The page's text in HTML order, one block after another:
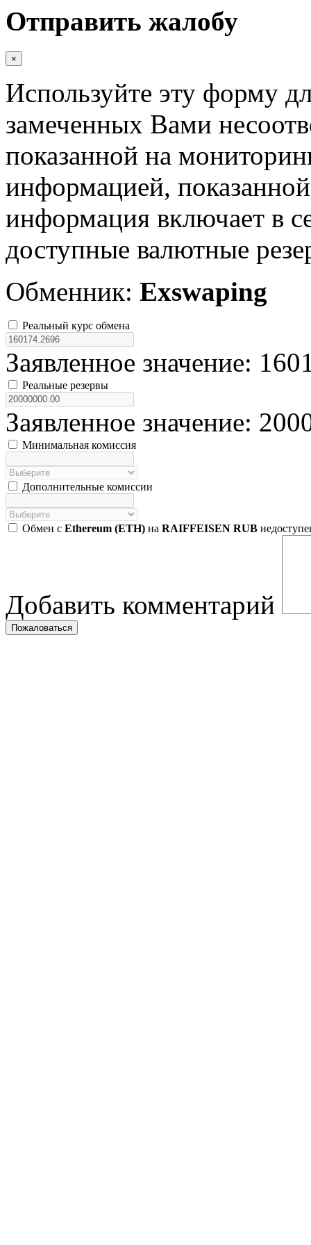
Отправить жалобу
×
Используйте эту форму
замеченных Вами
показанной на
информацией,
информация включает в
доступные валютные
Обменник: Exswaping
Реальный курс обмена
Заявленное значение:
Реальные резервы
Заявленное значение:
Минимальная комиссия
Дополнительные комиссии
Обмен с Ethereum (ETH) на RAIFFEISEN RUB
Добавить комментарий
Пожаловаться